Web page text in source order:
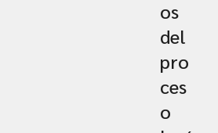
os
del
pro
ces
o